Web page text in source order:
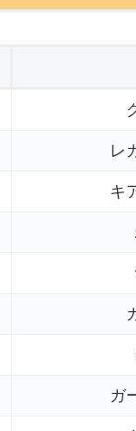
レ
キ
ガ